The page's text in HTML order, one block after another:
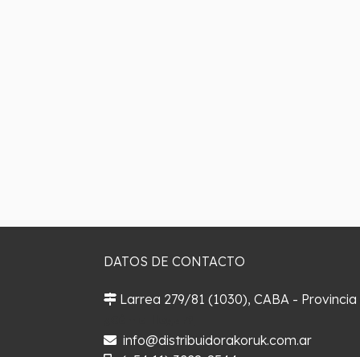
DATOS DE CONTACTO
Larrea 279/81 (1030), CABA - Provincia
info@distribuidorakoruk.com.ar